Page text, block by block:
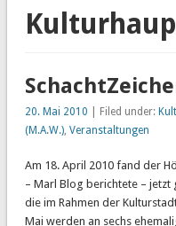
20. Mai 2010 | Filed under:
(M.A.W.), Veranstaltungen
Am 18. April 2010 fand der
– Marl Blog berichtete – jetzt
die im Rahmen der
Mai werden an sechs